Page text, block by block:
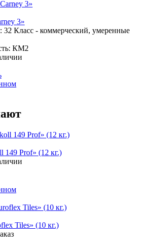
3»
32 Класс - коммерческий, умеренные
КМ2
149 Prof» (12 кг.)
Tiles» (10 кг.)